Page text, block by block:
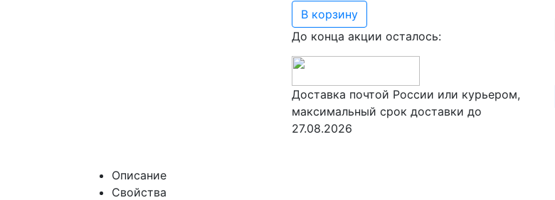
В корзину
До конца акции осталось:
Доставка почтой России или курьером,
максимальный срок доставки до
27.08.2026
Описание
Свойства